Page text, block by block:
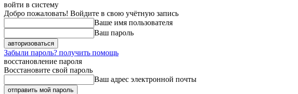
войти в систему
Добро пожаловать! Войдите в свою учётную запись
Ваше имя пользователя
Ваш пароль
Забыли пароль? получить помощь
восстановление пароля
Восстановите свой пароль
Ваш адрес электронной почты